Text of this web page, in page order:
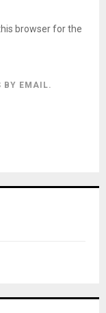
browser for the
BY EMAIL.